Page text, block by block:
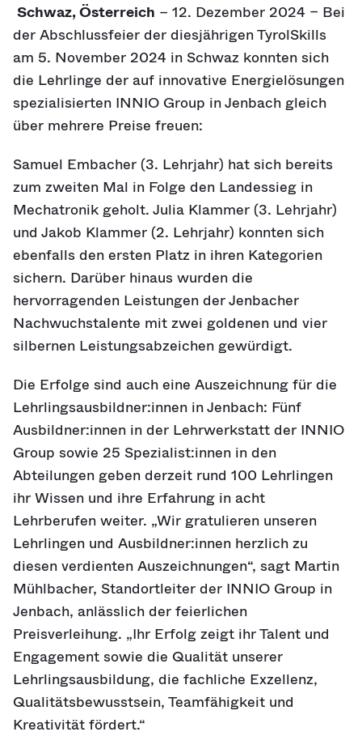
Schwaz, Österreich – 12. Dezember 2024 – Bei
der Abschlussfeier der diesjährigen TyrolSkills
am 5. November 2024 in Schwaz konnten sich
die Lehrlinge der auf innovative Energielösungen
spezialisierten INNIO Group in Jenbach gleich
über mehrere Preise freuen:
Samuel Embacher (3. Lehrjahr) hat sich bereits
zum zweiten Mal in Folge den Landessieg in
Mechatronik geholt. Julia Klammer (3. Lehrjahr)
und Jakob Klammer (2. Lehrjahr) konnten sich
ebenfalls den ersten Platz in ihren Kategorien
sichern. Darüber hinaus wurden die
hervorragenden Leistungen der Jenbacher
Nachwuchstalente mit zwei goldenen und vier
silbernen Leistungsabzeichen gewürdigt.
Die Erfolge sind auch eine Auszeichnung für die
Lehrlingsausbildner:innen in Jenbach: Fünf
Ausbildner:innen in der Lehrwerkstatt der INNIO
Group sowie 25 Spezialist:innen in den
Abteilungen geben derzeit rund 100 Lehrlingen
ihr Wissen und ihre Erfahrung in acht
Lehrberufen weiter. „Wir gratulieren unseren
Lehrlingen und Ausbildner:innen herzlich zu
diesen verdienten Auszeichnungen“, sagt Martin
Mühlbacher, Standortleiter der INNIO Group in
Jenbach, anlässlich der feierlichen
Preisverleihung. „Ihr Erfolg zeigt ihr Talent und
Engagement sowie die Qualität unserer
Lehrlingsausbildung, die fachliche Exzellenz,
Qualitätsbewusstsein, Teamfähigkeit und
Kreativität fördert.“